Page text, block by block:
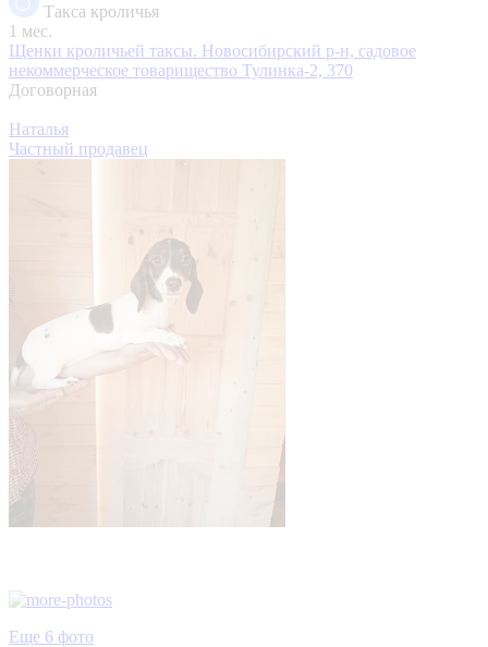
Такса кроличья
1 мес.
Щенки кроличьей таксы. Новосибирский р-н, садовое
некоммерческое товарищество Тулинка-2, 370
Договорная
Наталья
Частный продавец
Еще 6 фото